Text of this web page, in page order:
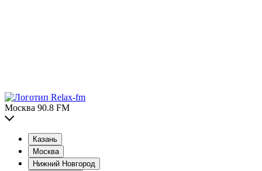
Москва 90.8 FM
Казань
Москва
Нижний Новгород